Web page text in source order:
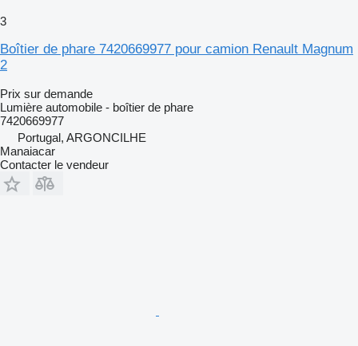
3
Boîtier de phare 7420669977 pour camion Renault Magnum
2
Prix sur demande
Lumière automobile - boîtier de phare
7420669977
Portugal, ARGONCILHE
Manaiacar
Contacter le vendeur